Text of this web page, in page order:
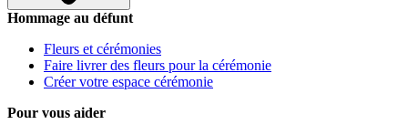
Hommage au défunt
Fleurs et cérémonies
Faire livrer des fleurs pour la cérémonie
Créer votre espace cérémonie
Pour vous aider